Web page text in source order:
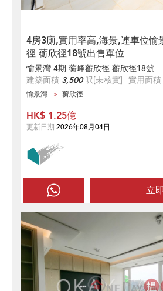
4房3廁,實用率高,海景,連車位愉
徑 蘅欣徑18號出售單位
愉景灣 4期 蘅峰蘅欣徑 蘅欣徑18號
建築面積 3,500呎[未核實] 實用面積
愉景灣 蘅欣徑
立
HK$ 1.25億
更新日期 2026年08月04日